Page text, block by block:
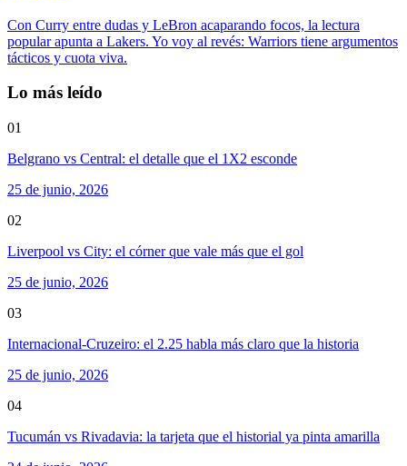
Con Curry entre dudas y LeBron acaparando focos, la lectura
popular apunta a Lakers. Yo voy al revés: Warriors tiene argumentos
tácticos y cuota viva.
Lo más leído
01
Belgrano vs Central: el detalle que el 1X2 esconde
25 de junio, 2026
02
Liverpool vs City: el córner que vale más que el gol
25 de junio, 2026
03
Internacional-Cruzeiro: el 2.25 habla más claro que la historia
25 de junio, 2026
04
Tucumán vs Rivadavia: la tarjeta que el historial ya pinta amarilla